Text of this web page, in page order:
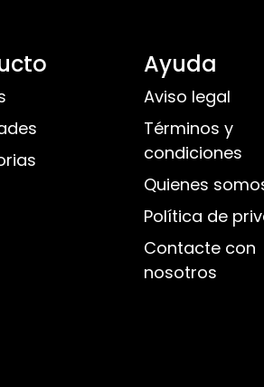
Ayuda
Aviso legal
Términos y
condiciones
Quienes
Política de
Contacte con
nosotros